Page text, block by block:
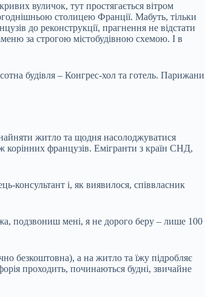
вуличок, тут простягається вітром
столицею Франції. Мабуть, тільки
до реконструкції, прагнення не відстати
за строгою містобудівною схемою. І в
будівля – Конгрес-хол та готель. Парижани
житло та щодня насолоджуватися
корінних французів. Емігранти з країн СНД,
консультант і, як виявилося, співвласник
подзвониш мені, я не дорого беру – лише 100
безкоштовна), а на житло та їжу підробляє
проходить, починаються будні, звичайне